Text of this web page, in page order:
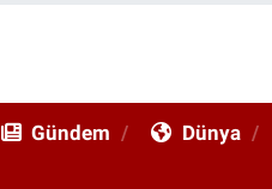
Gündem Dünya